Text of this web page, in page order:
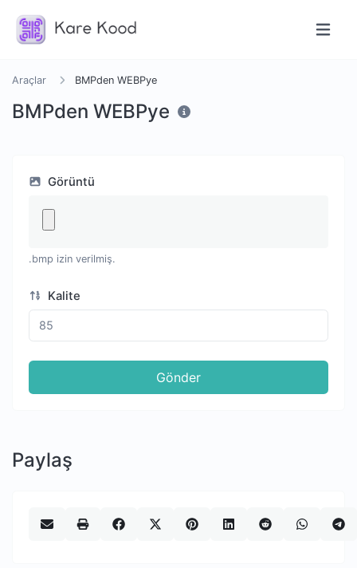
Araçlar BMPden WEBPye
BMPden WEBPye
Görüntü
.bmp izin verilmiş.
Kalite
Gönder
Paylaş